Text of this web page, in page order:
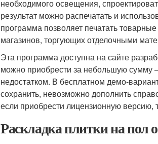
необходимого освещения,
результат можно распечатать и
программа позволяет печатать
магазинов, торгующих отделочными
Эта программа доступна на сайте
можно приобрести за небольшую сумму
недостатком. В бесплатном демо-
сохранить, невозможно дополнить
если приобрести лицензионную версию,
Раскладка плитки на пол